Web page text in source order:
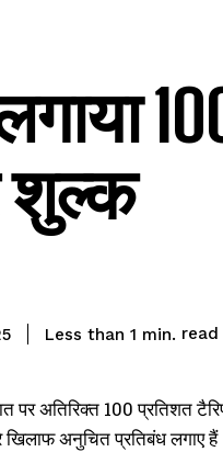
शुल्क
Less than 1 min. read
पर अतिरिक्त 100 प्रतिशत
खिलाफ अनुचित प्रतिबंध